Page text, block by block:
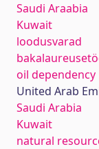
Saudi Araabia
Kuwait
loodusvarad
oil dependency
United Arab
Saudi Arabia
Kuwait
natural